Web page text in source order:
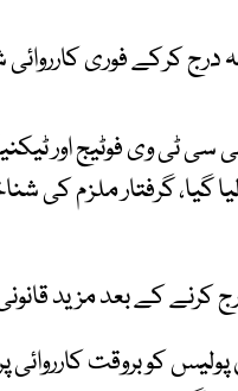
کرکے فوری
سی ٹی وی فوٹیج اور
لیا گیا، گرفتار ملزم
کے بعد مزید
کو بروقت کارروائی